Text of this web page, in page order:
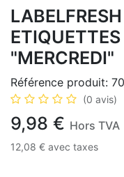
"MERCREDI"
Référence produit:
(0 avis)
9,98 € Hors TVA
12,08 € avec taxes